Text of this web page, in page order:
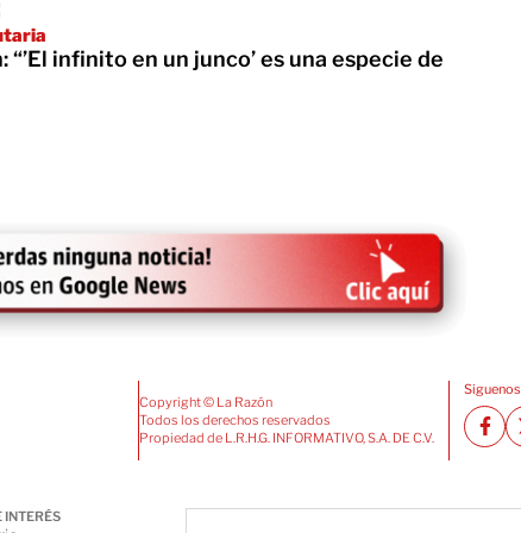
“’El infinito en un junco’ es una especie de
Copyright © La Razón
Todos los derechos reservados
Propiedad de L.R.H.G. INFORMATIVO, S.A. DE C.V.
INTERÉS